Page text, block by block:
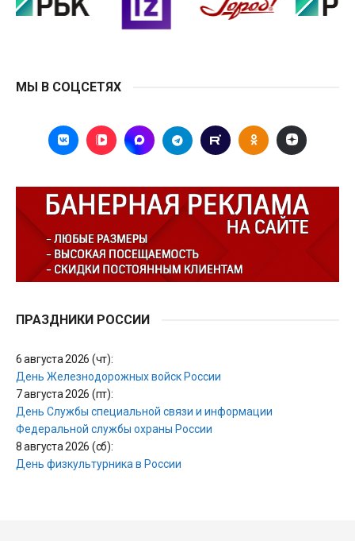
МЫ В СОЦСЕТЯХ
ПРАЗДНИКИ РОССИИ
6 августа 2026 (чт):
День Железнодорожных войск России
7 августа 2026 (пт):
День Службы специальной связи и информации
Федеральной службы охраны России
8 августа 2026 (сб):
День физкультурника в России